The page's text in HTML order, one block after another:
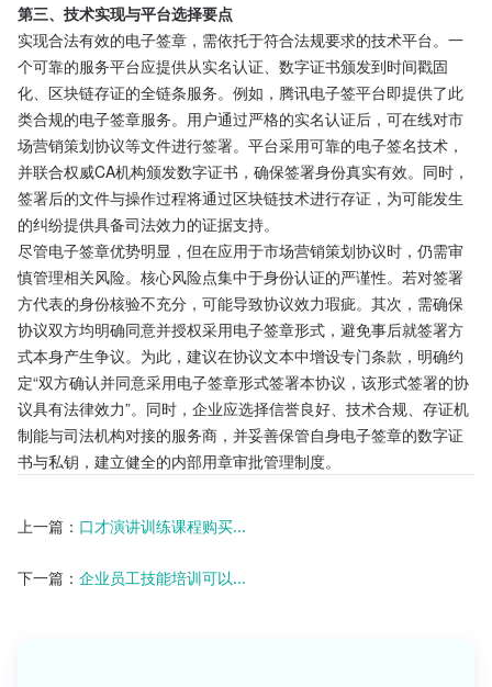
第三、技术实现与平台选择要点
实现合法有效的电子签章，需依托于符合法规要求的技术平台。一
个可靠的服务平台应提供从实名认证、数字证书颁发到时间戳固
化、区块链存证的全链条服务。例如，腾讯电子签平台即提供了此
类合规的电子签章服务。用户通过严格的实名认证后，可在线对市
场营销策划协议等文件进行签署。平台采用可靠的电子签名技术，
并联合权威CA机构颁发数字证书，确保签署身份真实有效。同时，
签署后的文件与操作过程将通过区块链技术进行存证，为可能发生
的纠纷提供具备司法效力的证据支持。
尽管电子签章优势明显，但在应用于市场营销策划协议时，仍需审
慎管理相关风险。核心风险点集中于身份认证的严谨性。若对签署
方代表的身份核验不充分，可能导致协议效力瑕疵。其次，需确保
协议双方均明确同意并授权采用电子签章形式，避免事后就签署方
式本身产生争议。为此，建议在协议文本中增设专门条款，明确约
定“双方确认并同意采用电子签章形式签署本协议，该形式签署的协
议具有法律效力”。同时，企业应选择信誉良好、技术合规、存证机
制能与司法机构对接的服务商，并妥善保管自身电子签章的数字证
书与私钥，建立健全的内部用章审批管理制度。
上一篇： 口才演讲训练课程购买...
下一篇： 企业员工技能培训可以...